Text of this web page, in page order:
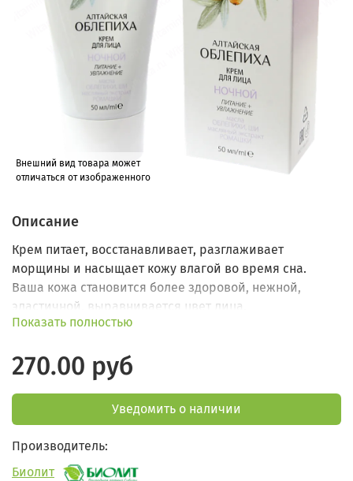
Внешний вид товара может
отличаться от изображенного
Описание
Крем питает, восстанавливает, разглаживает
морщины и насыщает кожу влагой во время сна.
Ваша кожа становится более здоровой, нежной,
эластичной, выравнивается цвет лица.
Показать полностью
270.00 руб
Уведомить о наличии
Производитель:
Биолит